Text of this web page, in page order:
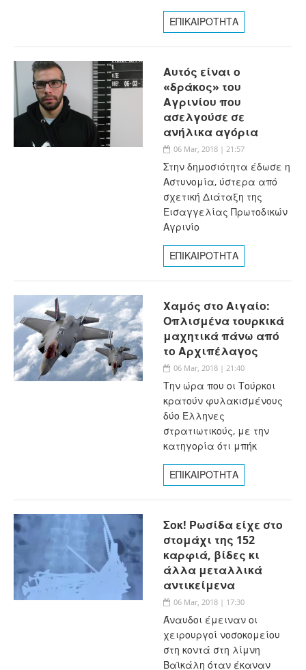
ΕΠΙΚΑΙΡΟΤΗΤΑ
Αυτός είναι ο
«δράκος» του
Αγρινίου που
ασελγούσε σε
ανήλικα αγόρια
06 Mar, 2018 | 21:57
Στην δημοσιότητα έδωσε η
Αστυνομία, ύστερα από
σχετική Διάταξη της
Εισαγγελίας Πρωτοδικών
Αγρινίο
ΕΠΙΚΑΙΡΟΤΗΤΑ
Χαμός στο Αιγαίο:
Οπλισμένα τουρκικά
μαχητικά πάνω από
το Αρχιπέλαγος
06 Mar, 2018 | 21:40
Την ώρα που οι Τούρκοι
κρατούν φυλακισμένους
δύο Έλληνες
στρατιωτικούς, με την
κατηγορία ότι μπήκ
ΕΠΙΚΑΙΡΟΤΗΤΑ
Σοκ! Ρωσίδα είχε στο
στομάχι της 152
καρφιά, βίδες κι
άλλα μεταλλικά
αντικείμενα
06 Mar, 2018 | 17:30
Άναυδοι έμειναν οι
χειρουργοί νοσοκομείου
στη κοντά στη λίμνη
Βαϊκάλη όταν έκαναν